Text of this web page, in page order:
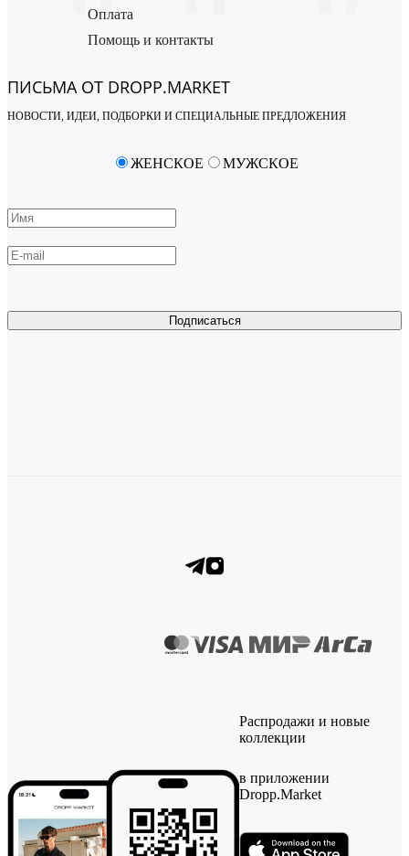
Оплата
Помощь и контакты
ПИСЬМА ОТ DROPP.MARKET
НОВОСТИ, ИДЕИ, ПОДБОРКИ И СПЕЦИАЛЬНЫЕ ПРЕДЛОЖЕНИЯ
Подписаться
ЖЕНСКОЕ МУЖСКОЕ
Распродажи и новые
коллекции
в приложении
Dropp.Market